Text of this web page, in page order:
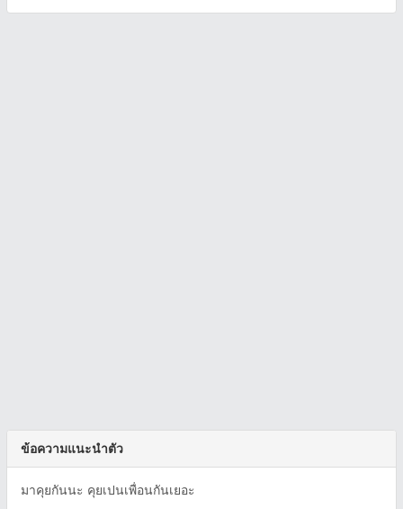
ข้อความแนะนำตัว
มาคุยกันนะ คุยเปนเพื่อนกันเยอะ